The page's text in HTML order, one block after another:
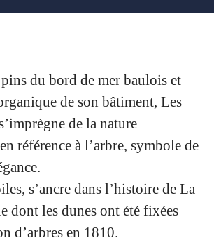
du bord de mer baulois et
de son bâtiment, Les
de la nature
référence à l’arbre, symbole de
s’ancre dans l’histoire de La
dont les dunes ont été fixées
d’arbres en 1810.